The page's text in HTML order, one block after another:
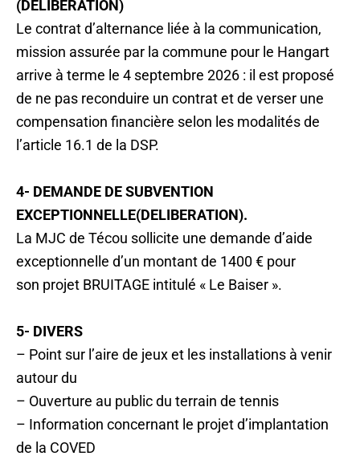
(DELIBERATION)
Le contrat d’alternance liée à la communication,
mission assurée par la commune pour le Hangart
arrive à terme le 4 septembre 2026 : il est proposé
de ne pas reconduire un contrat et de verser une
compensation financière selon les modalités de
l’article 16.1 de la DSP.
4- DEMANDE DE SUBVENTION
EXCEPTIONNELLE(DELIBERATION).
La MJC de Técou sollicite une demande d’aide
exceptionnelle d’un montant de 1400 € pour
son projet BRUITAGE intitulé « Le Baiser ».
5- DIVERS
– Point sur l’aire de jeux et les installations à venir
autour du
– Ouverture au public du terrain de tennis
– Information concernant le projet d’implantation
de la COVED